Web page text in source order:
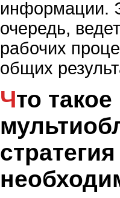
информации.
очередь,
рабочих
общих
Что такое